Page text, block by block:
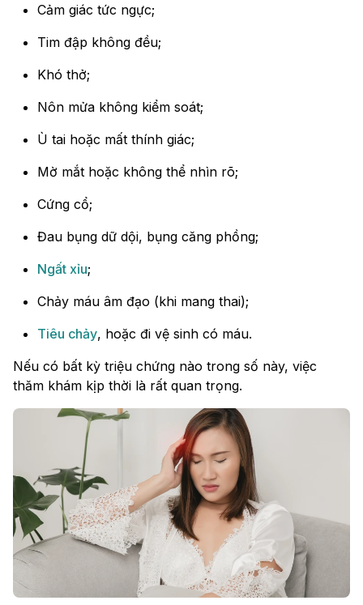
Cảm giác tức ngực;
Tim đập không đều;
Khó thở;
Nôn mửa không kiểm soát;
Ù tai hoặc mất thính giác;
Mờ mắt hoặc không thể nhìn rõ;
Cứng cổ;
Đau bụng dữ dội, bụng căng phồng;
Ngất xỉu;
Chảy máu âm đạo (khi mang thai);
Tiêu chảy, hoặc đi vệ sinh có máu.
Nếu có bất kỳ triệu chứng nào trong số này, việc
thăm khám kịp thời là rất quan trọng.